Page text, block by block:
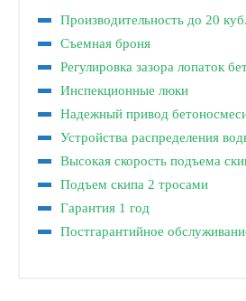
Производительность до 20
Съемная броня
Регулировка зазора лопаток
Инспекционные люки
Надежный привод
Устройства распределения
Высокая скорость подъема
Подъем скипа 2 тросами
Гарантия 1 год
Постгарантийное